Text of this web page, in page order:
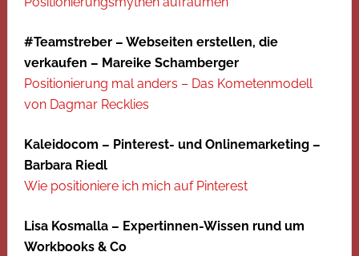
#Teamstreber – Webseiten erstellen, die
verkaufen – Mareike Schamberger
Positionierung mal anders – Das Kometenmodell
von Dagmar Recklies
Kaleidocom – Pinterest- und Onlinemarketing –
Barbara Riedl
Wie positioniere ich mich auf Pinterest
Lisa Kosmalla – Expertinnen-Wissen rund um
Workbooks & Co